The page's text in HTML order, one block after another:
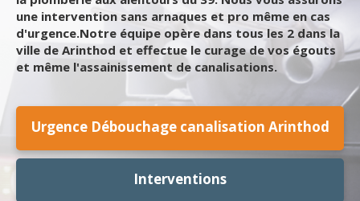
une intervention sans arnaques et pro même en cas
d'urgence.Notre équipe opère dans tous les 2 dans la
ville de Arinthod et effectue le curage de vos égouts
et même l'assainissement de canalisations.
Urgence Débouchage canalisation Arinthod
Interventions